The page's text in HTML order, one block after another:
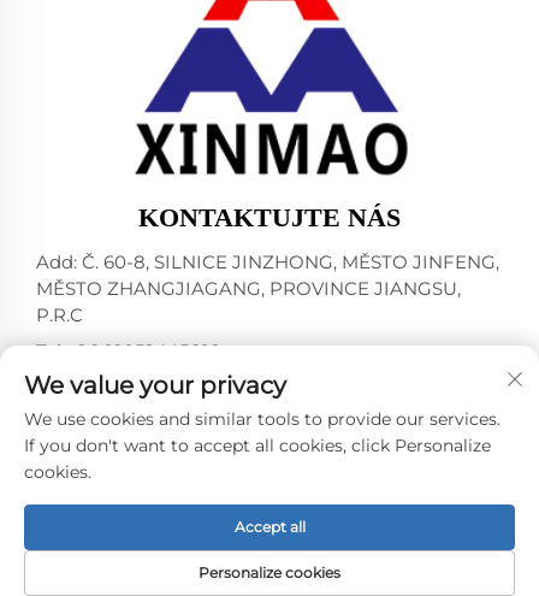
KONTAKTUJTE NÁS
Add: Č. 60-8, SILNICE JINZHONG, MĚSTO JINFENG,
MĚSTO ZHANGJIAGANG, PROVINCE JIANGSU,
P.R.C
Tel:+86-18952445692
E-mail: [email protected]
Všechna práva vyhrazena © 2024 ZHANGJIAGANG CITY
ochrany osobních údajů
We value your privacy
We use cookies and similar tools to provide our services.
If you don't want to accept all cookies, click Personalize
cookies.
Personalize cookies
Accept all